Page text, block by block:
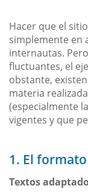
Hacer que el
simplemente en
internautas.
fluctuantes, el
obstante,
materia
(especialmente
vigentes y que
1. El
Textos